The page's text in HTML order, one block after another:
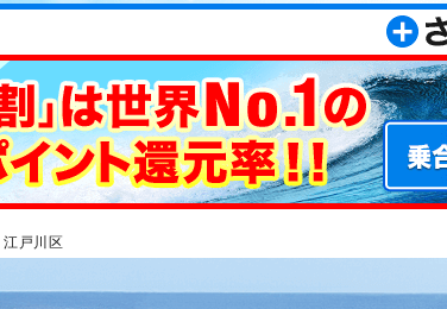
江戸川区